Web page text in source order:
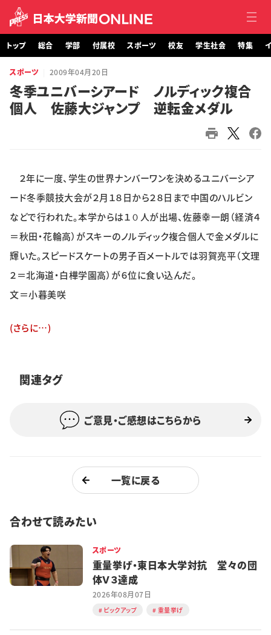
トップ
総合
スポーツ
学生社会
トップ 総合 学部 付属校 スポーツ 校友 学生社会 特集
スポーツ 2009年04月20日
冬季ユニバーシアード ノルディック複合
個人 佐藤大ジャンプ 逆転金メダル
２年に一度、学生の世界ナンバーワンを決めるユニバーシア
ード冬季競技大会が２月１８日から２８日まで中国のハルビン
などで行われた。本学からは１０人が出場、佐藤幸一朗（経済４
＝秋田・花輪高）がスキーのノルディック複合個人で金メダルに
輝いた。スピードスケートの男子百メートルでは羽賀亮平（文理
２＝北海道・白樺学園高）が６位に食い込んだ。
文＝小暮美咲
(さらに…)
関連タグ
ご意見・ご感想はこちらから
一覧に戻る
合わせて読みたい
スポーツ
重量挙げ・東日本大学対抗 堂々の団
体Ｖ３達成
2026年08月07日
ピックアップ 重量挙げ